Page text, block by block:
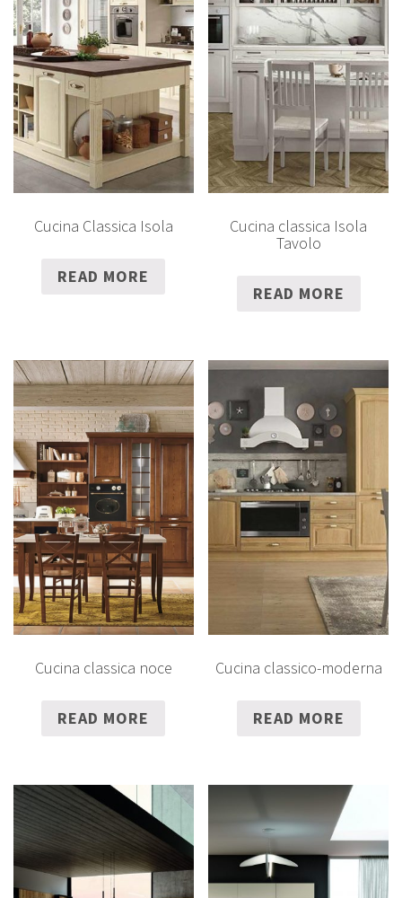
Cucina Classica Isola
READ MORE
Cucina classica Isola
Tavolo
READ MORE
Cucina classica noce
READ MORE
Cucina classico-moderna
READ MORE